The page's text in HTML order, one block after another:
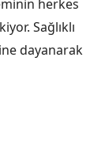
herkes
Sağlıklı
dayanarak